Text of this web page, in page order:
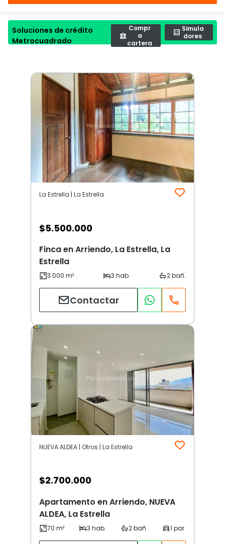
Soluciones de crédito
Metrocuadrado
Compr
a
cartera
Simula
dores
La Estrella | La Estrella
$5.500.000
Finca en Arriendo, La Estrella, La
Estrella
Contactar
NUEVA ALDEA | Otros | La Estrella
$2.700.000
Apartamento en Arriendo, NUEVA
ALDEA, La Estrella